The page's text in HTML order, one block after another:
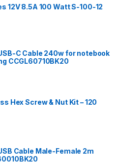
12V 8.5A 100 Watt S-100-12
C Cable 240w for notebook
CCGL60710BK20
Hex Screw & Nut Kit – 120
Cable Male-Female 2m